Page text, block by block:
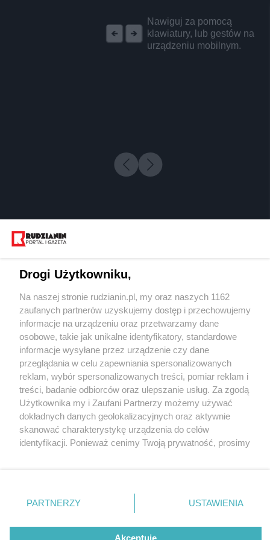
Nawiguj za pomocą
klawiatury, lub gestów na
urządzeniu mobilnym.
4 / 0
Wydawca mediów
Nie zapomnij
zapoznać się z:
polityką prywatności regulamin korzystania z portali
Twojemiasto
Piekary Śląskie
Chorzów
Tarnowskie Góry
Gliwice
Skontakuj sięz nami
Kontakt
Wydawca
Redakcja
Drogi Użytkowniku,
Na naszej stronie rudzianin.pl, my oraz naszych 1162
zaufanych partnerów uzyskujemy dostęp i przechowujemy
informacje na urządzeniu oraz przetwarzamy dane
osobowe, takie jak unikalne identyfikatory, standardowe
informacje wysyłane przez urządzenie czy dane
przeglądania w celu zapewniania spersonalizowanych
reklam, wybór spersonalizowanych treści, pomiar reklam i
treści, badanie odbiorców oraz ulepszanie usług. Za zgodą
Użytkownika my i Zaufani Partnerzy możemy używać
dokładnych danych geolokalizacyjnych oraz aktywnie
skanować charakterystykę urządzenia do celów
identyfikacji. Ponieważ cenimy Twoją prywatność, prosimy
prywatności znajdujący się w lewym dolnym rogu strony
. Niektóre rodzaje przetwarzania danych nie wymagają
zgody użytkownika, ale masz prawo sprzeciwić się
takiemu przetwarzaniu. Preferencje będą miały
PARTNERZY USTAWIENIA
Akceptuję